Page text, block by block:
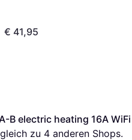
€ 41,95
B electric heating 16A WiFi
zu 4 anderen Shops.